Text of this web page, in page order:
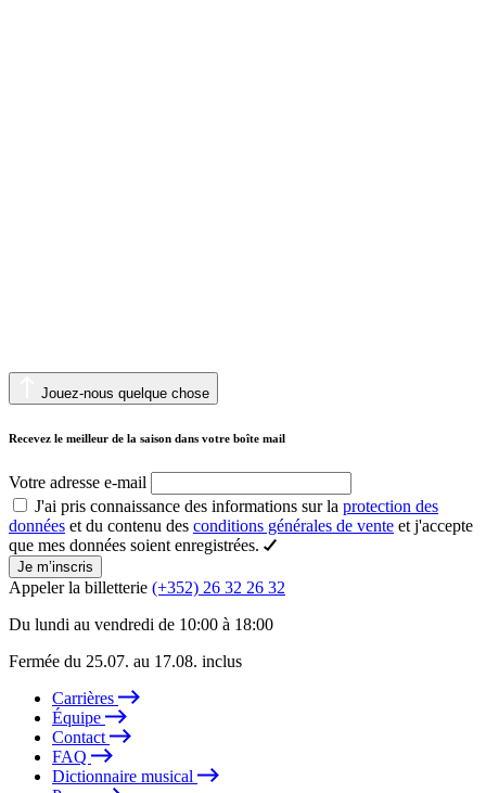
Jouez-nous quelque chose
Recevez le meilleur de la saison dans votre boîte mail
Votre adresse e-mail
J'ai pris connaissance des informations sur la protection des
données et du contenu des conditions générales de vente et j'accepte
que mes données soient enregistrées.
Je m’inscris
Appeler la billetterie (+352) 26 32 26 32
Du lundi au vendredi de 10:00 à 18:00
Fermée du 25.07. au 17.08. inclus
Carrières
Équipe
Contact
FAQ
Dictionnaire musical